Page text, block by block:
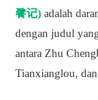
餮记) adalah
dengan judul
antara Zhu
Tianxianglou,